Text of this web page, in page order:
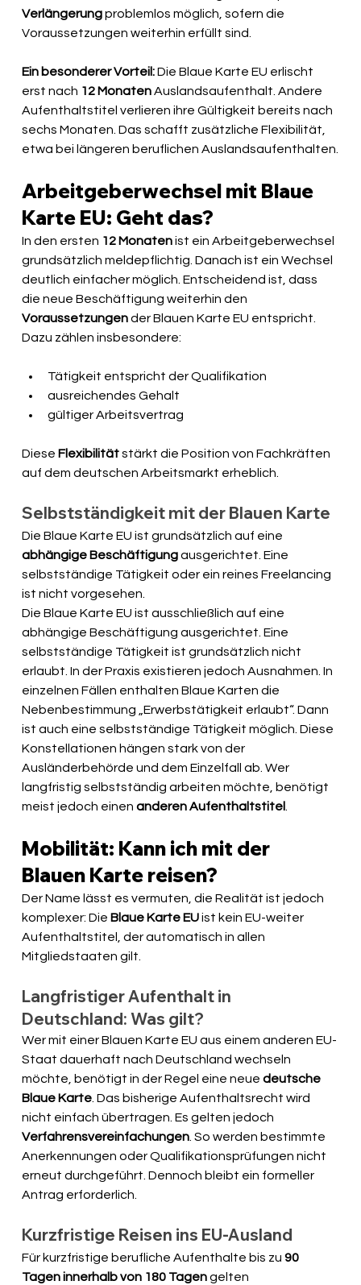
Verlängerung problemlos möglich, sofern die
Voraussetzungen weiterhin erfüllt sind.
Ein besonderer Vorteil: Die Blaue Karte EU erlischt
erst nach 12 Monaten Auslandsaufenthalt. Andere
Aufenthaltstitel verlieren ihre Gültigkeit bereits nach
sechs Monaten. Das schafft zusätzliche Flexibilität,
etwa bei längeren beruflichen Auslandsaufenthalten.
Arbeitgeberwechsel mit Blaue
Karte EU: Geht das?
In den ersten 12 Monaten ist ein Arbeitgeberwechsel
grundsätzlich meldepflichtig. Danach ist ein Wechsel
deutlich einfacher möglich. Entscheidend ist, dass
die neue Beschäftigung weiterhin den
Voraussetzungen der Blauen Karte EU entspricht.
Dazu zählen insbesondere:
Tätigkeit entspricht der Qualifikation
ausreichendes Gehalt
gültiger Arbeitsvertrag
Diese Flexibilität stärkt die Position von Fachkräften
auf dem deutschen Arbeitsmarkt erheblich.
Selbstständigkeit mit der Blauen Karte
Die Blaue Karte EU ist grundsätzlich auf eine
abhängige Beschäftigung ausgerichtet. Eine
selbstständige Tätigkeit oder ein reines Freelancing
ist nicht vorgesehen.
Die Blaue Karte EU ist ausschließlich auf eine
abhängige Beschäftigung ausgerichtet. Eine
selbstständige Tätigkeit ist grundsätzlich nicht
erlaubt. In der Praxis existieren jedoch Ausnahmen. In
einzelnen Fällen enthalten Blaue Karten die
Nebenbestimmung „Erwerbstätigkeit erlaubt“. Dann
ist auch eine selbstständige Tätigkeit möglich. Diese
Konstellationen hängen stark von der
Ausländerbehörde und dem Einzelfall ab. Wer
langfristig selbstständig arbeiten möchte, benötigt
meist jedoch einen anderen Aufenthaltstitel
Mobilität: Kann ich mit der
Blauen Karte reisen?
Der Name lässt es vermuten, die Realität ist jedoch
komplexer: Die Blaue Karte EU ist kein EU-weiter
Aufenthaltstitel, der automatisch in allen
Mitgliedstaaten gilt.
Langfristiger Aufenthalt in
Deutschland: Was gilt?
Wer mit einer Blauen Karte EU aus einem anderen EU-
Staat dauerhaft nach Deutschland wechseln
möchte, benötigt in der Regel eine neue deutsche
Blaue Karte . Das bisherige Aufenthaltsrecht wird
nicht einfach übertragen. Es gelten jedoch
Verfahrensvereinfachungen . So werden bestimmte
Anerkennungen oder Qualifikationsprüfungen nicht
erneut durchgeführt. Dennoch bleibt ein formeller
Antrag erforderlich.
Kurzfristige Reisen ins EU-Ausland
Für kurzfristige berufliche Aufenthalte bis zu 90
Tagen innerhalb von 180 Tagen gelten